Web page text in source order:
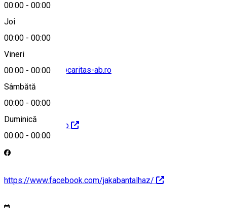
00:00 - 00:00
Joi
00:00 - 00:00
Vineri
00:00 - 00:00
Sâmbătă
00:00 - 00:00
Duminică
00:00 - 00:00
office.jakabantal@caritas-ab.ro
http://jakabantal.ro
https://www.facebook.com/jakabantalhaz/